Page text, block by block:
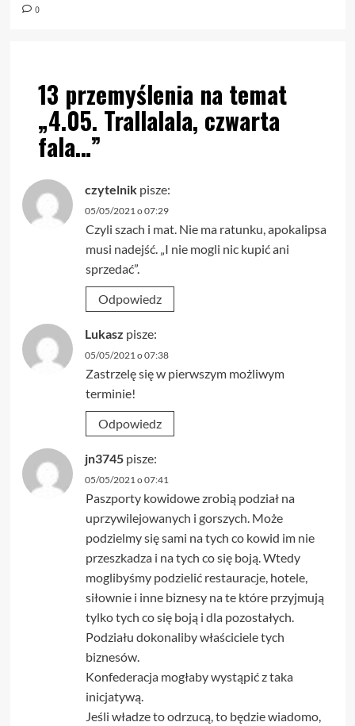
0
13 przemyślenia na temat
„4.05. Trallalala, czwarta
fala…”
czytelnik pisze:
05/05/2021 o 07:29
Czyli szach i mat. Nie ma ratunku, apokalipsa
musi nadejść. „I nie mogli nic kupić ani
sprzedać”.
Odpowiedz
Lukasz pisze:
05/05/2021 o 07:38
Zastrzelę się w pierwszym możliwym
terminie!
Odpowiedz
jn3745 pisze:
05/05/2021 o 07:41
Paszporty kowidowe zrobią podział na
uprzywilejowanych i gorszych. Może
podzielmy się sami na tych co kowid im nie
przeszkadza i na tych co się boją. Wtedy
moglibyśmy podzielić restauracje, hotele,
siłownie i inne biznesy na te które przyjmują
tylko tych co się boją i dla pozostałych.
Podziału dokonaliby właściciele tych
biznesów.
Konfederacja mogłaby wystąpić z taka
inicjatywą.
Jeśli władze to odrzucą, to będzie wiadomo,